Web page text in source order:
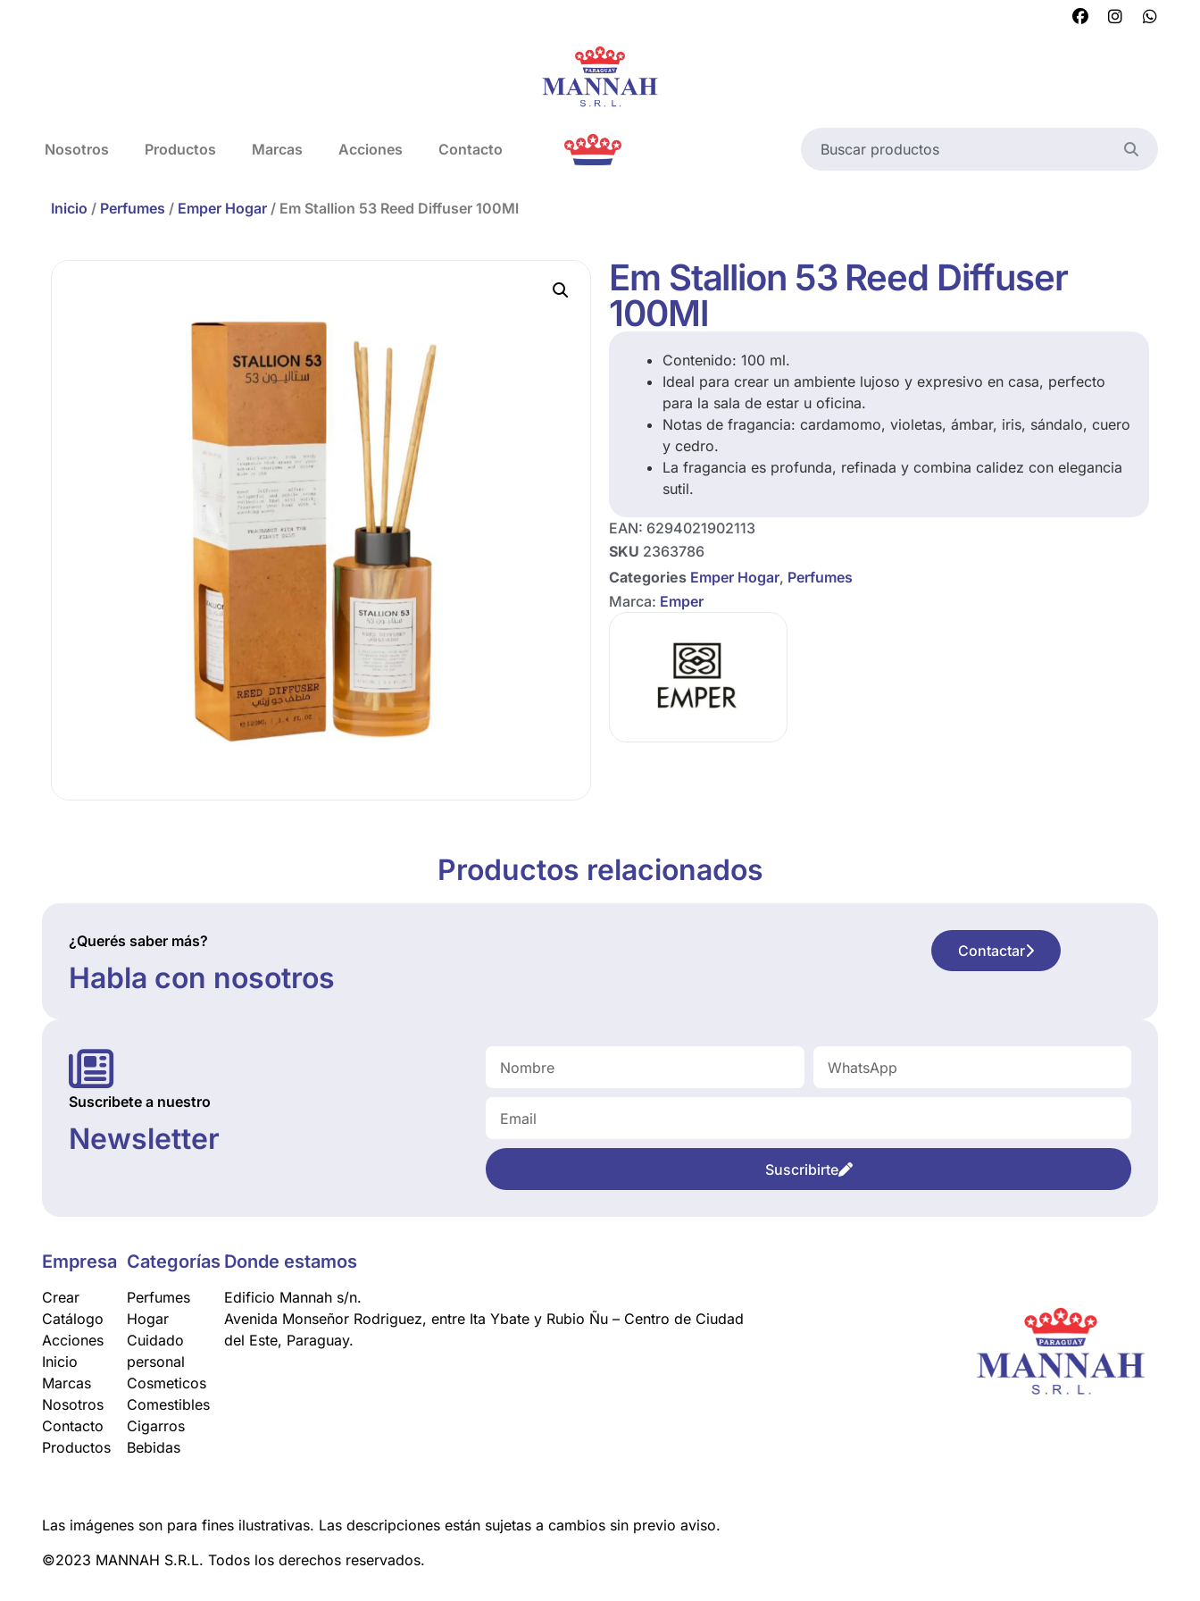
Nosotros Productos Marcas Acciones Contacto
Inicio / Perfumes / Emper Hogar / Em Stallion 53 Reed Diffuser 100Ml
Em Stallion 53 Reed Diffuser
100Ml
Contenido: 100 ml.
Ideal para crear un ambiente lujoso y expresivo en casa, perfecto
para la sala de estar u oficina.
Notas de fragancia: cardamomo, violetas, ámbar, iris, sándalo, cuero
y cedro.
La fragancia es profunda, refinada y combina calidez con elegancia
sutil.
EAN: 6294021902113
SKU 2363786
Categories Emper Hogar, Perfumes
Marca: Emper
Productos relacionados
¿Querés saber más?
Habla con nosotros
Contactar
Suscribete a nuestro
Newsletter
Suscribirte
Empresa
Crear
Catálogo
Acciones
Inicio
Marcas
Nosotros
Contacto
Productos
Categorías
Perfumes
Hogar
Cuidado
personal
Cosmeticos
Comestibles
Cigarros
Bebidas
Donde estamos
Edificio Mannah s/n.
Avenida Monseñor Rodriguez, entre Ita Ybate y Rubio Ñu – Centro de Ciudad
del Este, Paraguay.
Las imágenes son para fines ilustrativas. Las descripciones están sujetas a cambios sin previo aviso.
©2023 MANNAH S.R.L. Todos los derechos reservados.